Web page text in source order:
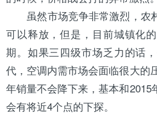
虽然市场竞争非常激烈，农
可以释放，但是，目前城镇化
期。如果三四级市场乏力的话
代，空调内需市场会面临很大的
年销量不会降下来，基本和
会有将近4个点的下探。